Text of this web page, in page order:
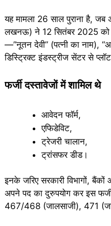
यह मामला 26 साल पुराना है, जब
लखनऊ) ने 12 सितंबर 2025 को
—”नूतन देवी” (पत्नी का नाम),
डिस्ट्रिक्ट इंडस्ट्रीज सेंटर से
फर्जी दस्तावेजों में शामिल थे
आवेदन फॉर्म,
एफिडेविट,
ट्रेजरी चालान,
ट्रांसफर डीड।
इनके जरिए सरकारी विभागों, बैंकों
अपने पद का दुरुपयोग कर इस
467/468 (जालसाजी), 471